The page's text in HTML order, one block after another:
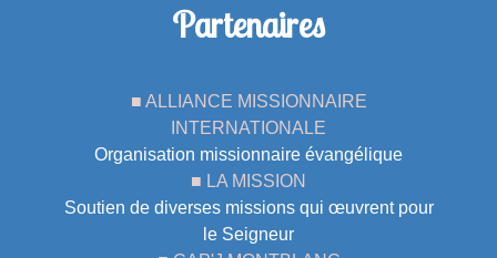
Partenaires
■ ALLIANCE MISSIONNAIRE
INTERNATIONALE
Organisation missionnaire évangélique
■ LA MISSION
Soutien de diverses missions qui œuvrent pour
le Seigneur